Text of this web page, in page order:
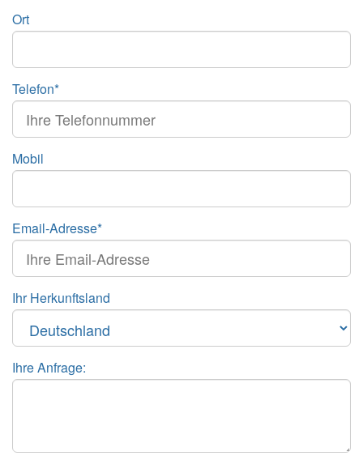
Ort
Telefon*
Mobil
Email-Adresse*
Ihr Herkunftsland
Ihre Anfrage: